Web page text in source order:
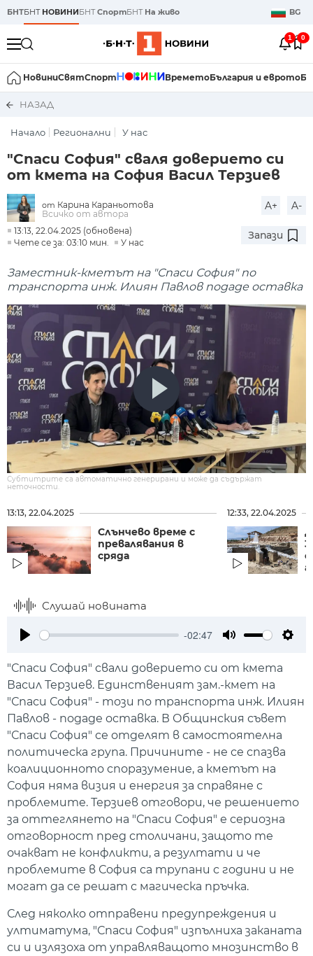
БНТБНТ НОВИНИБНТСпортБНТ На живо BG
1 0
НовиниСвятСпорт ВреметоБългария и еврото
НАЗАД
Начало Регионални У нас
"Спаси София" сваля доверието си
от кмета на София Васил Терзиев
от Карина Караньотова
Всичко от автора
A+ A-
13:13, 22.04.2025 (обновена)
Чете се за: 03:10 мин.
У нас
Запази
Заместник-кметът на "Спаси София" по
транспорта инж. Илиян Павлов подаде оставка
Субтитрите са автоматично генерирани и може да съдържат
неточности.
13:13, 22.04.2025
Слънчево време с
превалявания в
сряда
12:33, 22.04.2025
Слушай новината
-02:47
"Спаси София" свали доверието си от кмета
Васил Терзиев. Единственият зам.-кмет на
"Спаси София" - този по транспорта инж. Илиян
Павлов - подаде оставка. В Общинския съвет
"Спаси София" се отделят в самостоятелна
политическа група. Причините - не се спазва
коалиционното споразумение, а кметът на
София няма визия и енергия за справяне с
проблемите. Терзиев отговори, че решението
за оттеглянето на "Спаси София" е сериозна
отговорност пред столичани, защото те
очакват не конфликти, а резултати и че
проблемите в София са трупани с години и не
могат да се решат с магическа пръчка.
След няколко отправени предупреждения и
ултиматума, "Спаси София" изпълниха заканата
си и излязоха от управляващото мнозинство в